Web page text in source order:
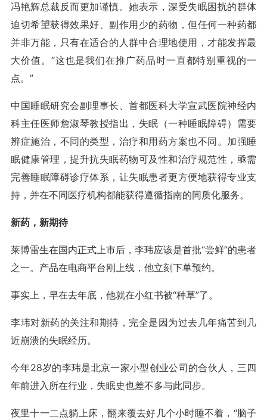
冯艳辉总裁反而更加谨慎。她表示，深受失眠困扰的群体
迫切希望获得效果好、副作用少的药物，但任何一种药都
并非万能，只有在适合的人群中合理地使用，才能发挥最
大价值。“这也是我们在推广药品时一直都特别重视的一
点。”
中国睡眠研究会副理事长、首都医科大学宣武医院神经内
科主任医师詹淑琴教授指出，失眠（一种睡眠障碍）需要
辨症施治，不同的类型，治疗和用药方案也不同。加强睡
眠健康管理，提升抗失眠药物可及性和治疗规范性，亟需
完善睡眠障碍诊疗体系，让失眠患者更方便地获得专业支
持，并在不同医疗机构都能获得遵循指南的同质化服务。
新药，新期待
莱博雷生在国内正式上市后，李玮应该是首批“尝鲜”的患者
之一。产品在电商平台刚上线，他立刻下单预约。
事实上，早在去年底，他就在小红书被“种草”了。
李玮对新药的关注和期待，完全是因为过去几年痛苦到几
近崩溃的失眠经历。
今年28岁的李玮是北京一家小型创业公司的合伙人，三四
年前进入所在行业，失眠史也差不多与此同步。
夜里十一二点躺上床，翻来覆去好几个小时睡不着，“脑子